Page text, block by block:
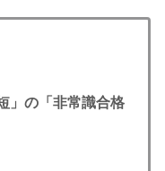
」の「非常識合格